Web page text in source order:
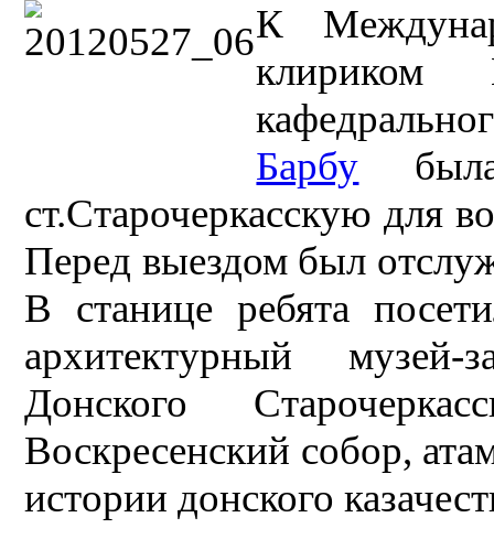
К
клириком
Барбу
ст.Старочеркасскую для
Перед выездом был
В станице ребята
архитектурный
Донского
Воскресенский собор,
истории донского